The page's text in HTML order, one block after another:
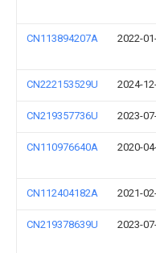
CN113894207A 2022-
CN222153529U 2024-
CN219357736U 2023-
CN110976640A 2020-
CN112404182A 2021-
CN219378639U 2023-